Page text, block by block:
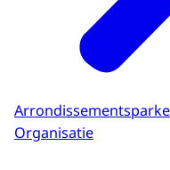
Organisatie